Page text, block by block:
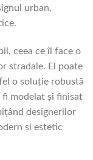
urban,
ceea ce îl face o
stradale. El poate
o soluție robustă
fi modelat și finisat
designerilor
și estetic